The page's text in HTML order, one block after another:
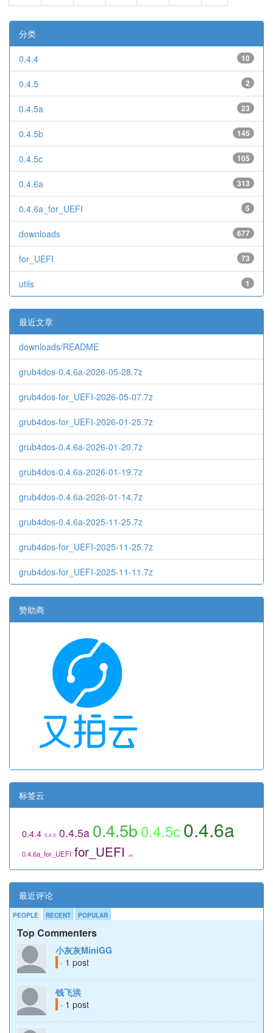
分类
10
0.4.4
2
0.4.5
23
0.4.5a
145
0.4.5b
105
0.4.5c
313
0.4.6a
5
0.4.6a_for_UEFI
677
downloads
73
for_UEFI
1
utils
最近文章
downloads/README
grub4dos-0.4.6a-2026-05-28.7z
grub4dos-for_UEFI-2026-05-07.7z
grub4dos-for_UEFI-2026-01-25.7z
grub4dos-0.4.6a-2026-01-20.7z
grub4dos-0.4.6a-2026-01-19.7z
grub4dos-0.4.6a-2026-01-14.7z
grub4dos-0.4.6a-2025-11-25.7z
grub4dos-for_UEFI-2025-11-25.7z
grub4dos-for_UEFI-2025-11-11.7z
赞助商
标签云
0.4.4 0.4.5 0.4.5a 0.4.5b 0.4.5c0.4.6a
0.4.6a_for_UEFI for_UEFI utils
最近评论
PEOPLE RECENT POPULAR
Top Commenters
小灰灰MiniGG
· 1 post
钱飞洪
· 1 post